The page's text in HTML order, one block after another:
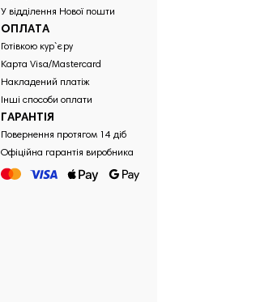
У відділення Нової пошти
ОПЛАТА
Готівкою кур`єру
Карта Visa/Mastercard
Накладений платіж
Інші способи оплати
ГАРАНТІЯ
Повернення протягом 14 діб
Офіційна гарантія виробника